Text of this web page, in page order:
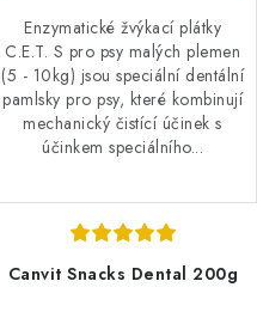
Enzymatické žvýkací plátky
C.E.T. S pro psy malých plemen
(5 - 10kg) jsou speciální dentální
pamlsky pro psy, které kombinují
mechanický čistící účinek s
účinkem speciálního...
Canvit Snacks Dental 200g